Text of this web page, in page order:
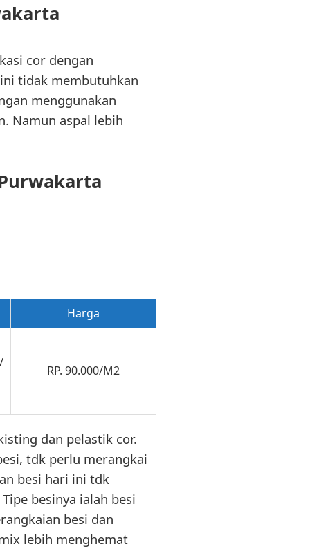
cor dengan
tidak membutuhkan
menggunakan
Namun aspal lebih
Harga
RP. 90.000/M2
dan pelastik cor.
tdk perlu merangkai
besi hari ini tdk
besinya ialah besi
besi dan
lebih menghemat